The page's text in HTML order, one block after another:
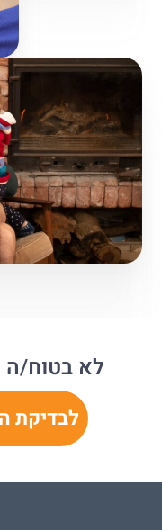
לא בטוח/ה
לבדיקת